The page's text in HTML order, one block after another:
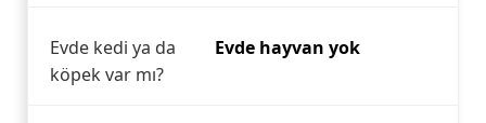
Evde kedi ya da
köpek var mı?
Evde hayvan yok